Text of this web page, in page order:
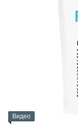
Видео